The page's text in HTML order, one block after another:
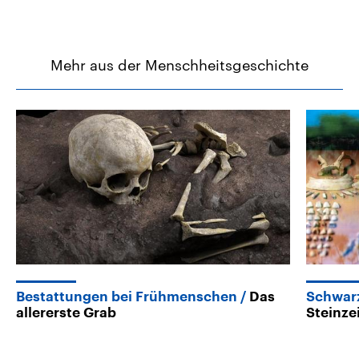
Mehr aus der Menschheitsgeschichte
Bestattungen bei Frühmenschen
Das
allererste Grab